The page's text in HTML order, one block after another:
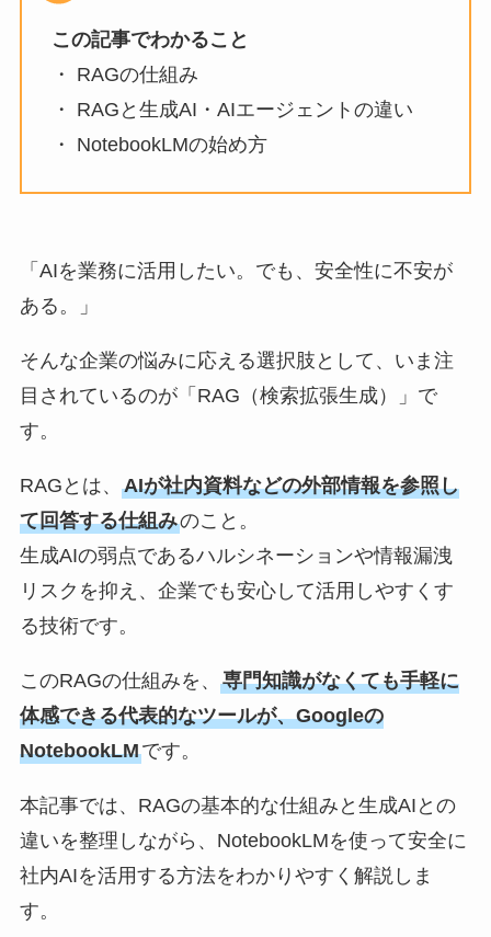
この記事でわかること
・ RAGの仕組み
・ RAGと生成AI・AIエージェントの違い
・ NotebookLMの始め方
「AIを業務に活用したい。でも、安全性に不安が
ある。」
そんな企業の悩みに応える選択肢として、いま注
目されているのが「RAG（検索拡張生成）」で
す。
RAGとは、 AIが社内資料などの外部情報を参照し
て回答する仕組みのこと。
生成AIの弱点であるハルシネーションや情報漏洩
リスクを抑え、企業でも安心して活用しやすくす
る技術です。
このRAGの仕組みを、 専門知識がなくても手軽に
体感できる代表的なツールが、Googleの
NotebookLMです。
本記事では、RAGの基本的な仕組みと生成AIとの
違いを整理しながら、NotebookLMを使って安全に
社内AIを活用する方法をわかりやすく解説しま
す。